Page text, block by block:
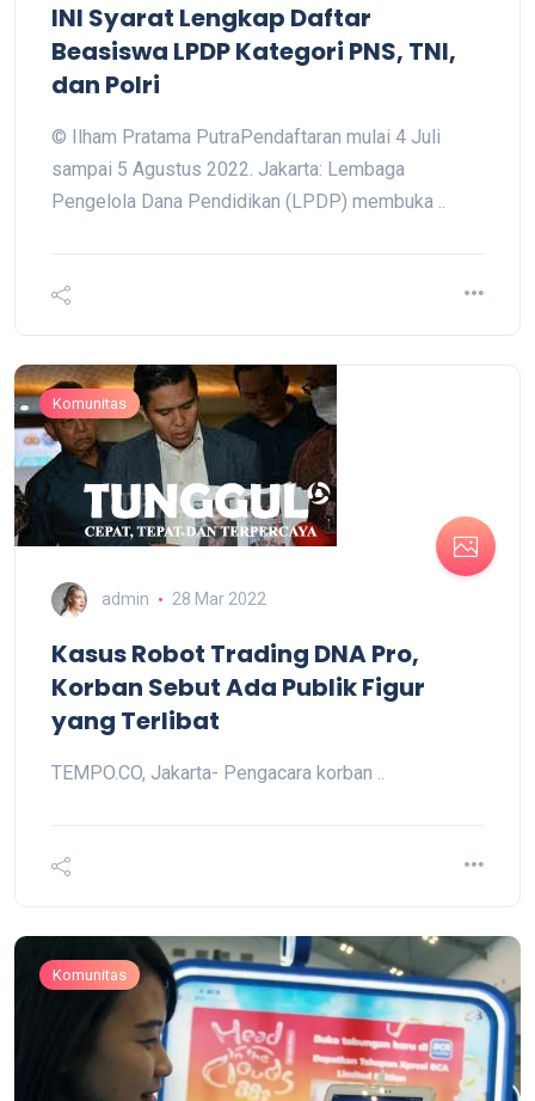
INI Syarat Lengkap Daftar
Beasiswa LPDP Kategori PNS, TNI,
dan Polri
© Ilham Pratama PutraPendaftaran mulai 4 Juli
sampai 5 Agustus 2022. Jakarta: Lembaga
Pengelola Dana Pendidikan (LPDP) membuka ..
Komunitas
admin 28 Mar 2022
Kasus Robot Trading DNA Pro,
Korban Sebut Ada Publik Figur
yang Terlibat
TEMPO.CO, Jakarta- Pengacara korban ..
Komunitas